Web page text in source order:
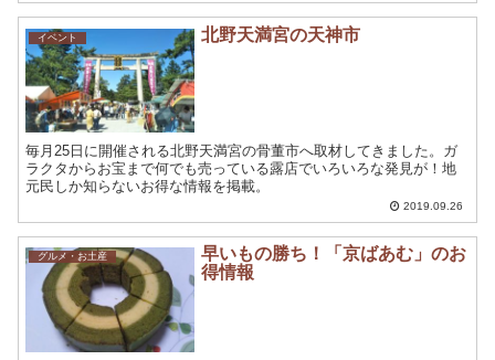
イベント 北野天満宮の天神市
毎月25日に開催される北野天満宮の骨董市へ取材してきました。ガ
ラクタからお宝まで何でも売っている露店でいろいろな発見が！地
元民しか知らないお得な情報を掲載。
2019.09.26
グルメ・お土産
早いもの勝ち！「京ばあむ」のお
得情報